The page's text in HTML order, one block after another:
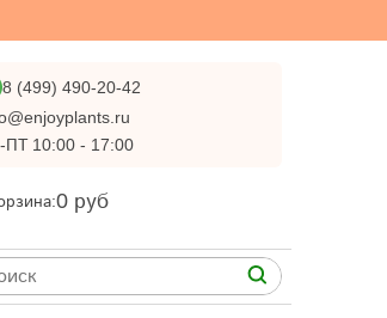
8 (499) 490-20-42
10:00 - 17:00
0 руб